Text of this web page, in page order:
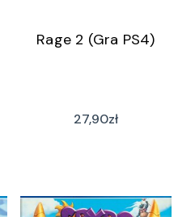
Rage 2 (Gra PS4)
27,90zł